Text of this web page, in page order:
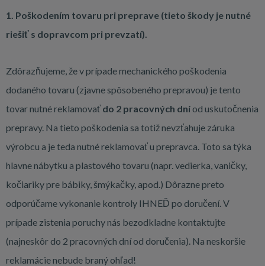
1. Poškodením tovaru pri preprave (tieto škody je nutné
riešiť s dopravcom pri prevzatí).
Zdôrazňujeme, že v prípade mechanického poškodenia
dodaného tovaru (zjavne spôsobeného prepravou) je tento
tovar nutné reklamovať do 2 pracovných dníod uskutočnenia
prepravy. Na tieto poškodenia sa totiž nevzťahuje záruka
výrobcu a je teda nutné reklamovať u prepravca. Toto sa týka
hlavne nábytku a plastového tovaru (napr. vedierka, vaničky,
kočiariky pre bábiky, šmýkačky, apod.) Dôrazne preto
odporúčame vykonanie kontroly IHNEĎ po doručení. V
prípade zistenia poruchy nás bezodkladne kontaktujte
(najneskôr do 2 pracovných dní od doručenia). Na neskoršie
reklamácie nebude braný ohľad!